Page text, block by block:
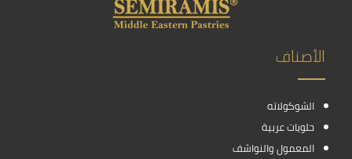
الأصناف
الشوكولاته
حلويات عربية
المعمول والنواشف